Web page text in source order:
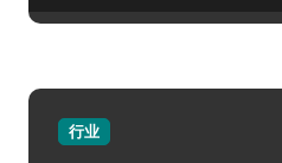
行业